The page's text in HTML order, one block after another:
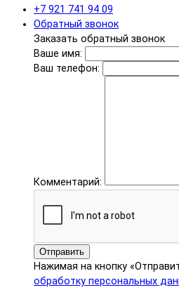
+7 921 741 94 09
Обратный звонок
Заказать обратный звонок
Ваше имя:
Ваш телефон:
Комментарий:
Отправить
Нажимая на кнопку
обработку персональных